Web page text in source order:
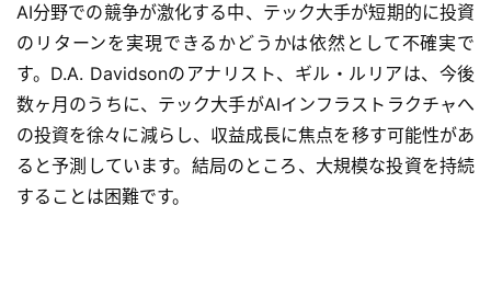
ド
導
入
3
D
プ
リ
AI分野での競争が激化する中、テック大手が短期的に投資
のリターンを実現できるかどうかは依然として不確実で
す。D.A. Davidsonのアナリスト、ギル・ルリアは、今後
数ヶ月のうちに、テック大手がAIインフラストラクチャへ
の投資を徐々に減らし、収益成長に焦点を移す可能性があ
ると予測しています。結局のところ、大規模な投資を持続
することは困難です。